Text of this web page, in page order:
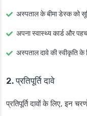
अस्पताल के बीमा डेस्क को
अपना स्वास्थ्य कार्ड और
अस्पताल दावे की स्वीकृति के
2. प्रतिपूर्ति दावे
प्रतिपूर्ति दावों के लिए, इन